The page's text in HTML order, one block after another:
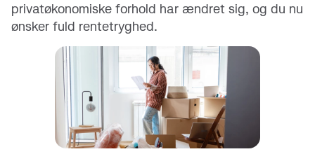
privatøkonomiske forhold har ændret sig, og du nu
ønsker fuld rentetryghed.